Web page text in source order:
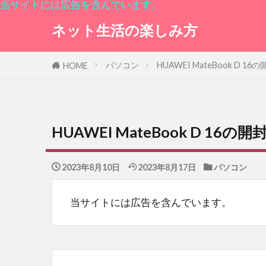
当サイトには広告を含んでいます。
ネット生活の楽しみ方
HOME パソコン HUAWEI MateBook D 16の
HUAWEI MateBook D 16の開
2023年8月10日 2023年8月17日 パソコン
当サイトには広告を含んでいます。